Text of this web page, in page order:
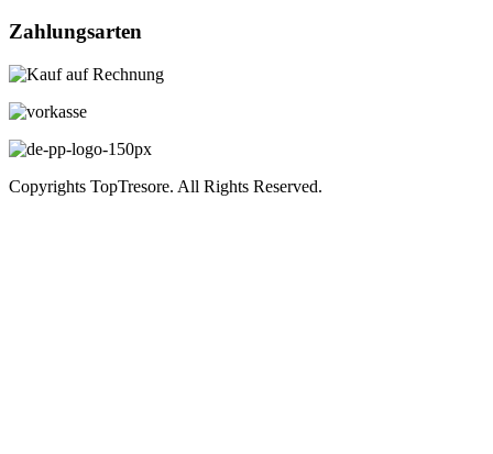
Zahlungsarten
Copyrights TopTresore. All Rights Reserved.